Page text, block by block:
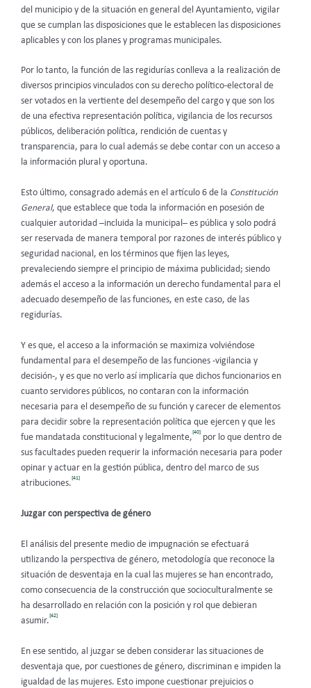
del municipio y de la situación en general del Ayuntamiento, vigilar
que se cumplan las disposiciones que le establecen las disposiciones
aplicables y con los planes y programas municipales.
Por lo tanto, la función de las regidurías conlleva a la realización de
diversos principios vinculados con su derecho político-electoral de
ser votados en la vertiente del desempeño del cargo y que son los
de una efectiva representación política, vigilancia de los recursos
públicos, deliberación política, rendición de cuentas y
transparencia, para lo cual además se debe contar con un acceso a
la información plural y oportuna.
Esto último, consagrado además en el artículo 6 de la Constitución
General, que establece que toda la información en posesión de
cualquier autoridad –incluida la municipal– es pública y solo podrá
ser reservada de manera temporal por razones de interés público y
seguridad nacional, en los términos que fijen las leyes,
prevaleciendo siempre el principio de máxima publicidad; siendo
además el acceso a la información un derecho fundamental para el
adecuado desempeño de las funciones, en este caso, de las
regidurías.
Y es que, el acceso a la información se maximiza volviéndose
fundamental para el desempeño de las funciones -vigilancia y
decisión-, y es que no verlo así implicaría que dichos funcionarios en
cuanto servidores públicos, no contaran con la información
necesaria para el desempeño de su función y carecer de elementos
para decidir sobre la representación política que ejercen y que les
fue mandatada constitucional y legalmente,
[40]
por lo que dentro de
sus facultades pueden requerir la información necesaria para poder
opinar y actuar en la gestión pública, dentro del marco de sus
atribuciones.
[41]
Juzgar con perspectiva de género
El análisis del presente medio de impugnación se efectuará
utilizando la perspectiva de género, metodología que reconoce la
situación de desventaja en la cual las mujeres se han encontrado,
como consecuencia de la construcción que socioculturalmente se
ha desarrollado en relación con la posición y rol que debieran
asumir.
[42]
En ese sentido, al juzgar se deben considerar las situaciones de
desventaja que, por cuestiones de género, discriminan e impiden la
igualdad de las mujeres. Esto impone cuestionar prejuicios o